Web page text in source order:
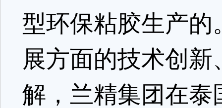
型环保粘胶生产
展方面的技术创
解，兰精集团在